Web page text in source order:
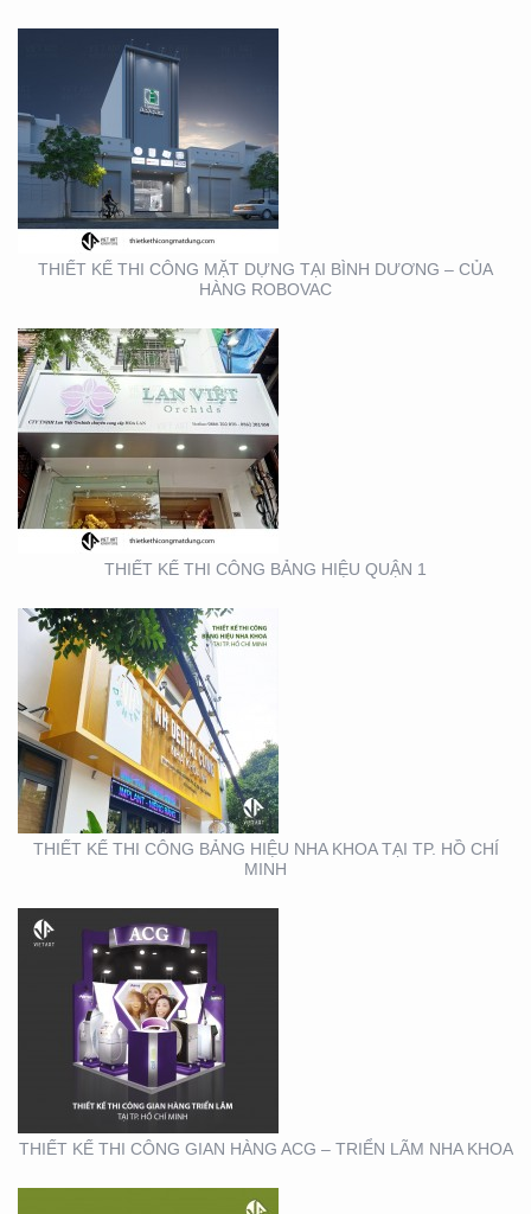
THIẾT KẾ THI CÔNG MẶT DỰNG TẠI BÌNH DƯƠNG – CỦA
HÀNG ROBOVAC
THIẾT KẾ THI CÔNG
BẢNG HIỆU QUẬN 1
THIẾT KẾ THI CÔNG BẢNG HIỆU QUẬN 1
THIẾT KẾ THI CÔNG
BẢNG HIỆU NHA KHOA
TẠI TP. HỒ CHÍ MINH
THIẾT KẾ THI CÔNG BẢNG HIỆU NHA KHOA TẠI TP. HỒ CHÍ
MINH
THIẾT KẾ THI CÔNG
GIAN HÀNG ACG –
TRIỂN LÃM NHA KHOA
THIẾT KẾ THI CÔNG GIAN HÀNG ACG – TRIỂN LÃM NHA KHOA
THIẾT KẾ THI CÔNG
GIAN HÀNG REAL EMS
TẠI TTTM